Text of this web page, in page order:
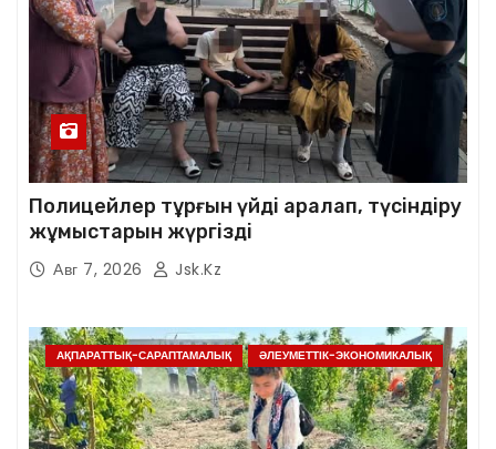
Полицейлер тұрғын үйді аралап, түсіндіру
жұмыстарын жүргізді
Авг 7, 2026 Jsk.kz
АҚПАРАТТЫҚ-САРАПТАМАЛЫҚ ӘЛЕУМЕТТІК-ЭКОНОМИКАЛЫҚ